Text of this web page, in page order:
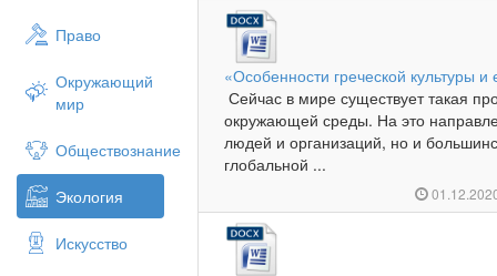
Право
Окружающий
мир
Обществознание
Экология
Искусство
«Особенности греческой культуры
Сейчас в мире существует такая
окружающей среды. На это
людей и организаций, но и
глобальной ...